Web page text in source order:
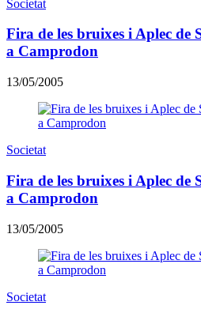
Societat
Fira de les bruixes i Aplec de
a Camprodon
13/05/2005
Societat
Fira de les bruixes i Aplec de
a Camprodon
13/05/2005
Societat